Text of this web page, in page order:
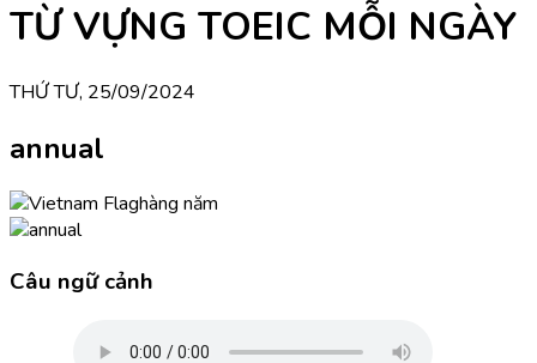
TỪ VỰNG TOEIC MỖI NGÀY
THỨ TƯ, 25/09/2024
annual
hàng năm
Câu ngữ cảnh